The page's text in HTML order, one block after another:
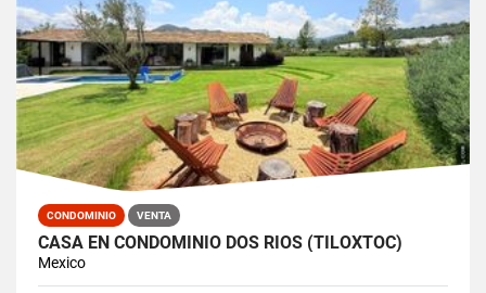
CONDOMINIO VENTA
CASA EN CONDOMINIO DOS RIOS (TILOXTOC)
Mexico